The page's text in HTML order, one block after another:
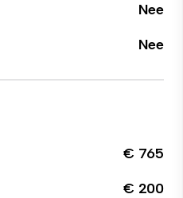
Nee
Nee
€ 765
€ 200